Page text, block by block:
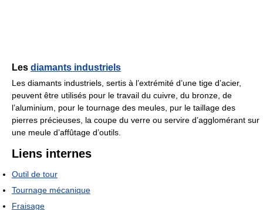
Les diamants industriels
Les diamants industriels, sertis à l’extrémité d’une tige d’acier,
peuvent être utilisés pour le travail du cuivre, du bronze, de
l’aluminium, pour le tournage des meules, pur le taillage des
pierres précieuses, la coupe du verre ou servire d’agglomérant sur
une meule d’affûtage d’outils.
Liens internes
Outil de tour
Tournage mécanique
Fraisage